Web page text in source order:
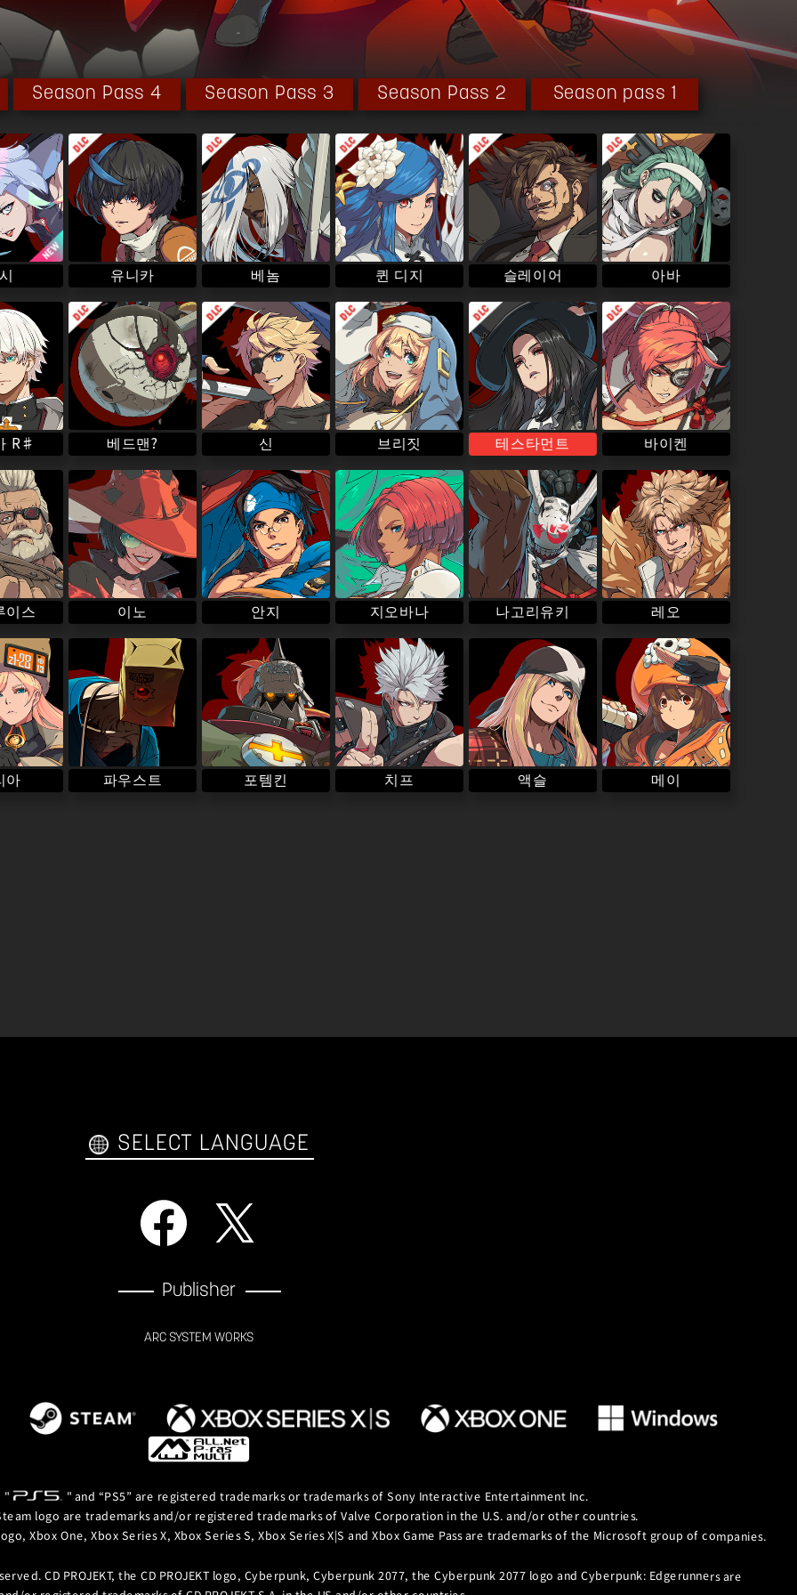
Season Pass 4 Season Pass 3 Season Pass 2 Season pass 1
유니카 베놈 퀸 디지 슬레이어 아바
R♯ 베드맨? 신 브리짓 테스타먼트 바이켄
이스 이노 안지 지오바나 나고리유키 레오
아 파우스트 포템킨 치프 액슬 메이
SELECT LANGUAGE
Publisher
ARC SYSTEM WORKS
" " and “PS5” are registered trademarks or trademarks of Sony Interactive Entertainment Inc.
logo are trademarks and/or registered trademarks of Valve Corporation in the U.S. and/or other countries.
Xbox One, Xbox Series X, Xbox Series S, Xbox Series X|S and Xbox Game Pass are trademarks of the Microsoft group of companies.
CD PROJEKT, the CD PROJEKT logo, Cyberpunk, Cyberpunk 2077, the Cyberpunk 2077 logo and Cyberpunk: Edgerunners are